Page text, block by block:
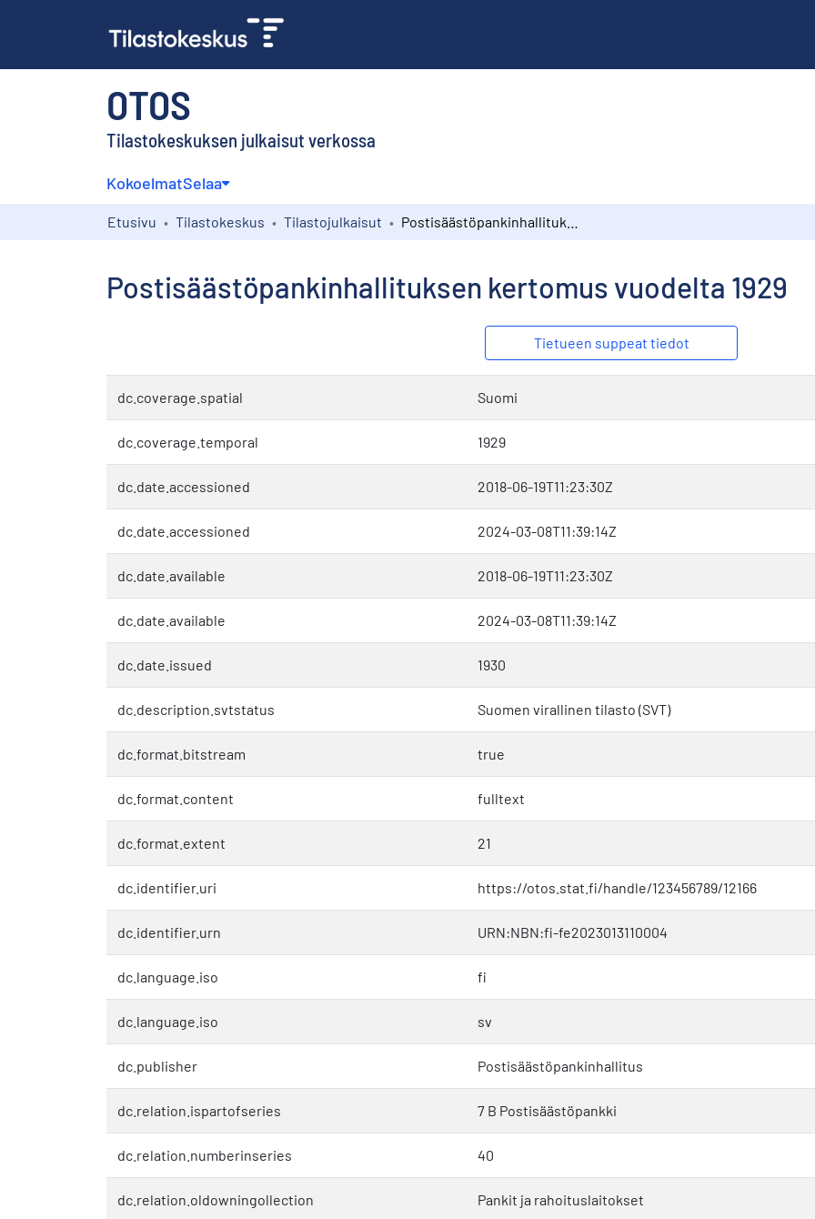
OTOS
Tilastokeskuksen julkaisut verkossa
KokoelmatSelaa
Etusivu Tilastokeskus Tilastojulkaisut
Postisäästöpankinhallituksen kertomus vuodelta 1929
Tietueen suppeat tiedot
dc.coverage.spatial Suomi
dc.coverage.temporal 1929
dc.date.accessioned 2018-06-19T11:23:30Z
dc.date.accessioned 2024-03-08T11:39:14Z
dc.date.available 2018-06-19T11:23:30Z
dc.date.available 2024-03-08T11:39:14Z
dc.date.issued 1930
dc.description.svtstatus Suomen virallinen tilasto (SVT)
dc.format.bitstream true
dc.format.content fulltext
dc.format.extent 21
dc.identifier.uri https://otos.stat.fi/handle/123456789/12166
dc.identifier.urn URN:NBN:fi-fe2023013110004
dc.language.iso fi
dc.language.iso sv
dc.publisher Postisäästöpankinhallitus
dc.relation.ispartofseries 7 B Postisäästöpankki
dc.relation.numberinseries 40
dc.relation.oldowningollection Pankit ja rahoituslaitokset